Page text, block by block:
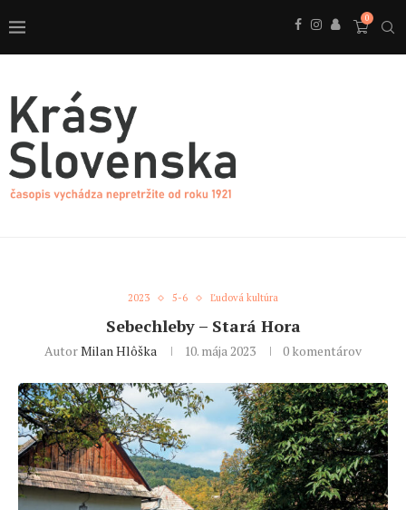
0
2023 5-6 Ľudová kultúra
Sebechleby – Stará Hora
AutorMilan Hlôška 10. mája 2023 0 komentárov